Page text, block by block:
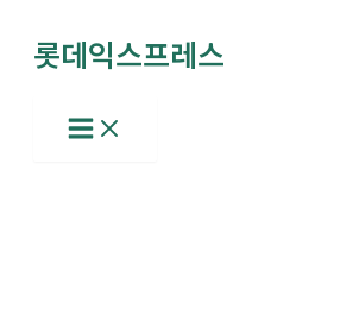
롯데익스프레스
Main
Menu